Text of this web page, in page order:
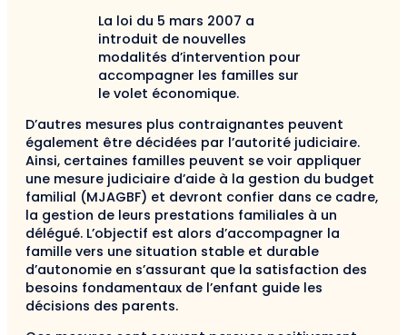
La loi du 5 mars 2007 a
introduit de nouvelles
modalités d’intervention pour
accompagner les familles sur
le volet économique.
D’autres mesures plus contraignantes peuvent
également être décidées par l’autorité judiciaire.
Ainsi, certaines familles peuvent se voir appliquer
une mesure judiciaire d’aide à la gestion du budget
familial (MJAGBF) et devront confier dans ce cadre,
la gestion de leurs prestations familiales à un
délégué. L’objectif est alors d’accompagner la
famille vers une situation stable et durable
d’autonomie en s’assurant que la satisfaction des
besoins fondamentaux de l’enfant guide les
décisions des parents.